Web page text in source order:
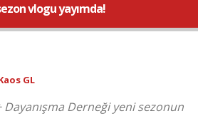
vlogu yayımda!
GL
Dayanışma Derneği yeni sezonun